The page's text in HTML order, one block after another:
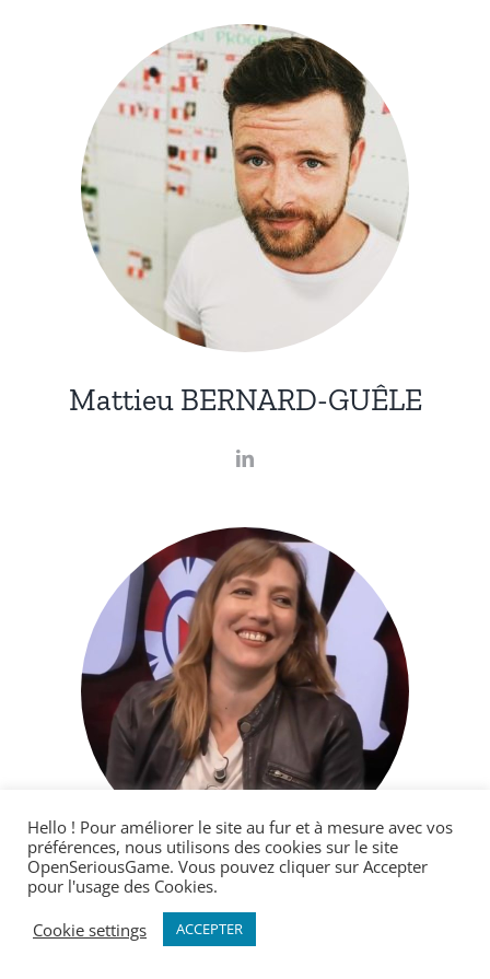
Mattieu BERNARD-GUÊLE
Vanessa HELLEBUYCK
Hello ! Pour améliorer le site au fur et à mesure avec vos
préférences, nous utilisons des cookies sur le site
OpenSeriousGame. Vous pouvez cliquer sur Accepter
pour l'usage des Cookies.
Cookie settings
ACCEPTER